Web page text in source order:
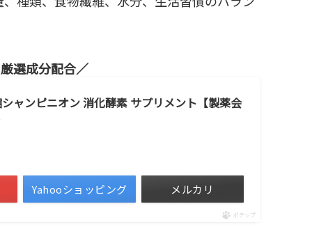
選成分配合
ャンピニオン 消化酵素 サプリメント【製薬会
Yahooショッピング メルカリ
ポチップ